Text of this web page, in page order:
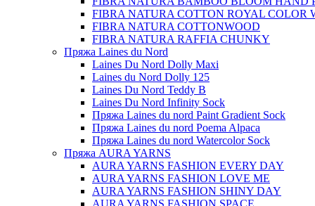
FIBRA NATURA COTTON ROYAL COLOR
FIBRA NATURA COTTONWOOD
FIBRA NATURA RAFFIA CHUNKY
Пряжа Laines du Nord
Laines Du Nord Dolly Maxi
Laines du Nord Dolly 125
Laines Du Nord Teddy B
Laines Du Nord Infinity Sock
Пряжа Laines du nord Paint Gradient Sock
Пряжа Laines du nord Poema Alpaca
Пряжа Laines du nord Watercolor Sock
Пряжа AURA YARNS
AURA YARNS FASHION EVERY DAY
AURA YARNS FASHION LOVE ME
AURA YARNS FASHION SHINY DAY
AURA YARNS FASHION SPACE